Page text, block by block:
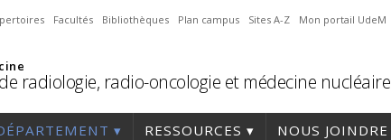
Facultés Bibliothèques Plan campus Sites A-Z Mon portail UdeM
radiologie, radio-oncologie et médecine nucléaire
RESSOURCES NOUS JOINDRE